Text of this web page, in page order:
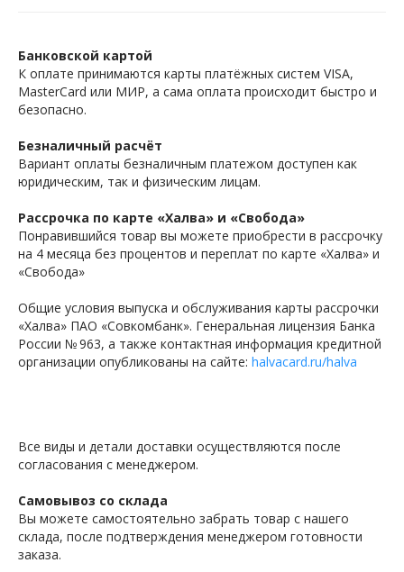
Банковской картой
К оплате принимаются карты платёжных систем VISA,
MasterCard или МИР, а сама оплата происходит быстро и
безопасно.
Безналичный расчёт
Вариант оплаты безналичным платежом доступен как
юридическим, так и физическим лицам.
Рассрочка по карте «Халва» и «Свобода»
Понравившийся товар вы можете приобрести в рассрочку
на 4 месяца без процентов и переплат по карте «Халва» и
«Свобода»
Общие условия выпуска и обслуживания карты рассрочки
«Халва» ПАО «Совкомбанк». Генеральная лицензия Банка
России № 963, а также контактная информация кредитной
организации опубликованы на сайте: halvacard.ru/halva
Все виды и детали доставки осуществляются после
согласования с менеджером.
Самовывоз со склада
Вы можете самостоятельно забрать товар с нашего
склада, после подтверждения менеджером готовности
заказа.